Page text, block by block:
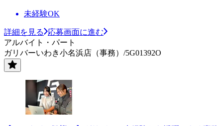
未経験OK
詳細を見る
応募画面に進む
アルバイト・パート
ガリバーいわき小名浜店（事務）/5G01392O